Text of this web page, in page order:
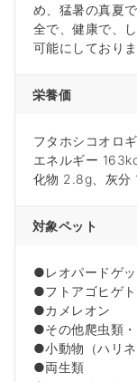
め、猛暑の真夏
全で、健康で、
可能にしておりま
栄養価
フタホシコオロ
エネルギー
化物 2.8g、灰分
対象ペット
●レオパードゲッ
●フトアゴヒゲ
●カメレオン
●その他爬虫類
●小動物（ハリネ
●両生類